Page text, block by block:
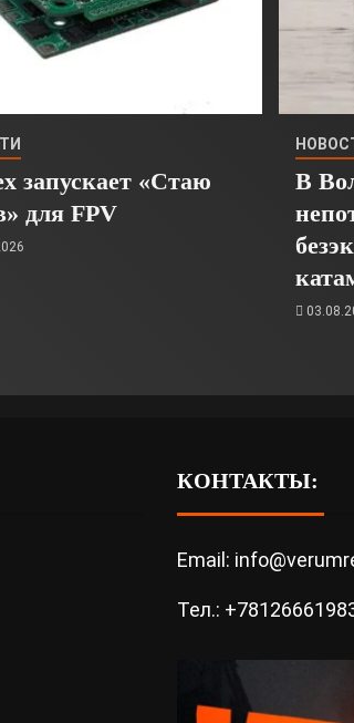
запускает «Стаю
для FPV
В
КОНТАКТЫ:
Email:
Тел.: